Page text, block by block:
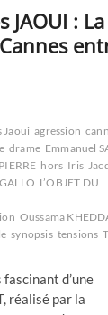
JAOUI : La
Jaoui agression
drame Emmanuel
hors Iris
L’OBJET DU
Oussama
synopsis tensions
d’une
réalisé par la